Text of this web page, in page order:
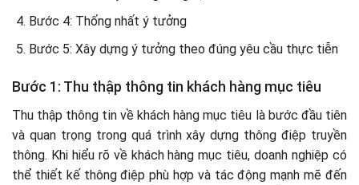
Bước 4: Thống nhất ý tưởng
Bước 5: Xây dựng ý tưởng theo đúng yêu cầu thực tiễn
Bước 1: Thu thập thông tin khách hàng mục tiêu
Thu thập thông tin về khách hàng mục tiêu là bước đầu tiên
và quan trọng trong quá trình xây dựng thông điệp truyền
thông. Khi hiểu rõ về khách hàng mục tiêu, doanh nghiệp có
thể thiết kế thông điệp phù hợp và tác động mạnh mẽ đến